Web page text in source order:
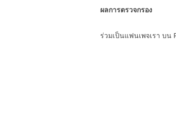
ผลการตรวจกรอง
ร่วมเป็นแฟนเพจเรา บน